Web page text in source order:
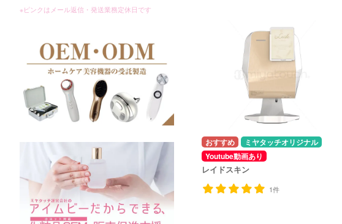
ミヤタッチオリジナル
Youtube動画あり
レイドスキン
1件